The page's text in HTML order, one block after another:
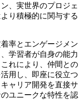
、実世界のプロジェ
り積極的に関与する
率とエンゲージメン
学習者が自身の能力
れにより、仲間との
用し、即座に役立つ
ャリア開発を直接サ
ユニークな特性を認